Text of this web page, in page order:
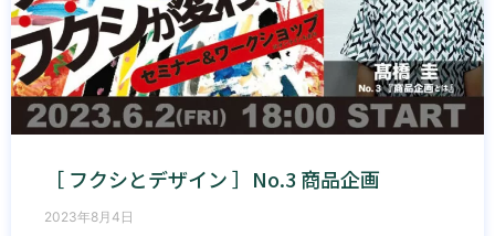
［ フクシとデザイン ］No.3 商品企画
2023年8月4日